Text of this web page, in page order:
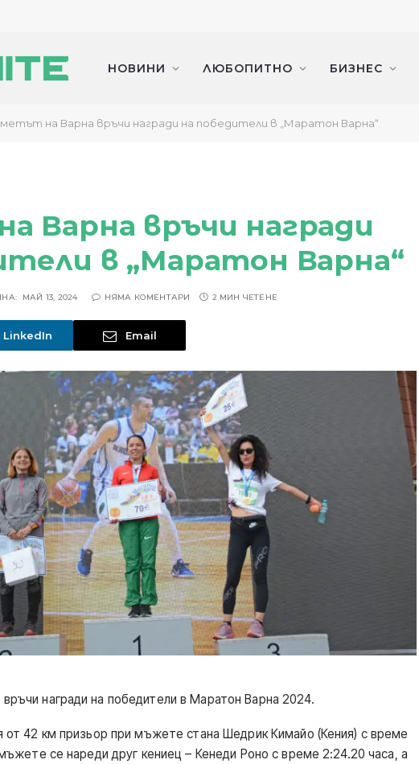
НОВИНИ ЛЮБОПИТНО БИЗНЕС
на Варна връчи награди на победители в „Маратон Варна“
Варна връчи награди
в „Маратон Варна“
МАЙ 13, 2024 НЯМА КОМЕНТАРИ 2 МИН ЧЕТЕНЕ
LinkedIn Email
награди на победители в Маратон Варна 2024.
от 42 км призьор при мъжете стана Шедрик Кимайо (Кения) с време
се нареди друг кениец – Кенеди Роно с време 2:24.20 часа, а